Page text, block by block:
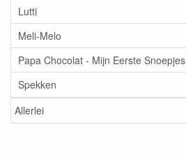
Lutti
Meli-Melo
Papa Chocolat - Mijn Eerste Snoepjes
Spekken
Allerlei